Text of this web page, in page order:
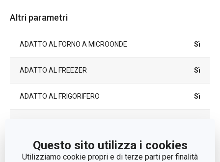
Questo sito utilizza i cookies
Utilizziamo cookie propri e di terze parti per finalità
Altri parametri
ADATTO AL FORNO A MICROONDE Sì
ADATTO AL FREEZER Sì
ADATTO AL FRIGORIFERO Sì
LINEA DI PRODOTTO GUSTITO